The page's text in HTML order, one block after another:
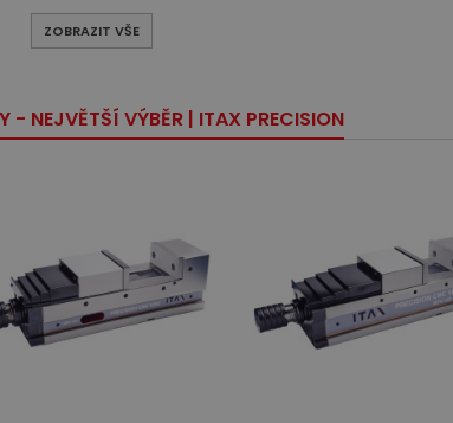
ZOBRAZIT VŠE
- NEJVĚTŠÍ VÝBĚR | ITAX PRECISION